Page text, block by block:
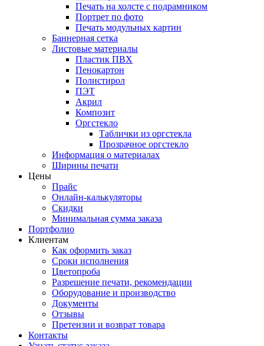
Печать на холсте с подрамником
Портрет по фото
Печать модульных картин
Баннерная сетка
Листовые материалы
Пластик ПВХ
Пенокартон
Полистирол
ПЭТ
Акрил
Композит
Оргстекло
Таблички из оргстекла
Прозрачное оргстекло
Информация о материалах
Ширины печати
Цены
Прайс
Онлайн-калькуляторы
Скидки
Минимальная сумма заказа
Портфолио
Клиентам
Как оформить заказ
Сроки исполнения
Цветопроба
Разрешение печати, рекомендации
Оборудование и производство
Документы
Отзывы
Претензии и возврат товара
Контакты